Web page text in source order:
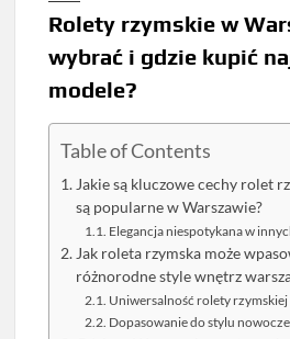
Rolety rzymskie w
wybrać i gdzie kupić
modele?
Table of Contents
Jakie są kluczowe cechy rolet
są popularne w Warszawie?
Elegancja niespotykana w
Jak roleta rzymska może
różnorodne style wnętrz
Uniwersalność rolety rzymskiej
Dopasowanie do stylu